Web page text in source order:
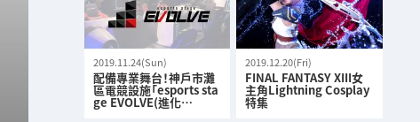
2019.11.24(Sun)
配備專業舞台！神戶市灘
區電競設施「esports sta
ge EVOLVE(進化…
2019.12.20(Fri)
FINAL FANTASY XIII女
主角Lightning Cosplay
特集